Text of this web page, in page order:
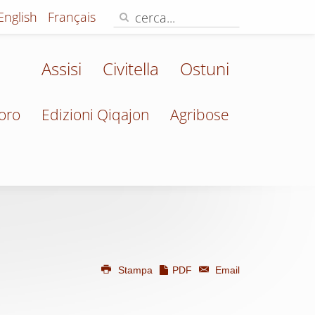
Français
Assisi Civitella Ostuni
Edizioni Qiqajon Agribose
Stampa PDF
Email